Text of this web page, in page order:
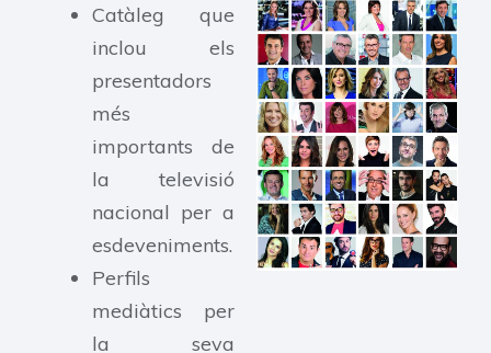
Catàleg que
inclou els
presentadors
més
importants de
la televisió
nacional per a
esdeveniments.
Perfils
mediàtics per
la seva